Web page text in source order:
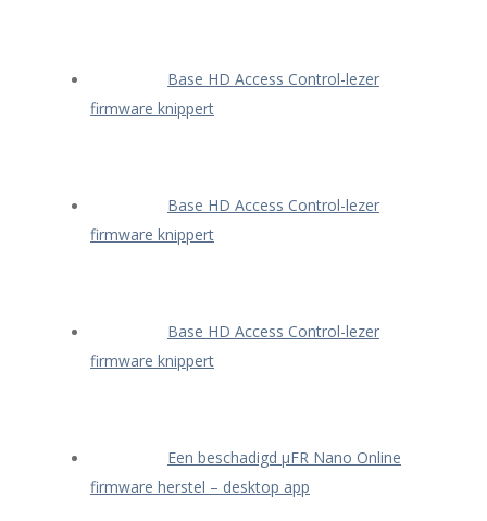
Base HD Access Control-lezer
firmware knippert
Base HD Access Control-lezer
firmware knippert
Base HD Access Control-lezer
firmware knippert
Een beschadigd μFR Nano Online
firmware herstel – desktop app